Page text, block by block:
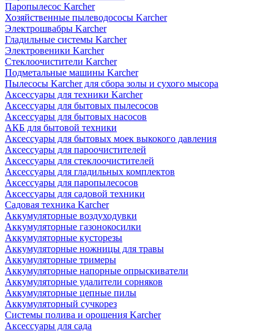
Паропылесос Karcher
Хозяйственные пылеводососы Karcher
Электрошвабры Karcher
Гладильные системы Karcher
Электровеники Karcher
Стеклоочистители Karcher
Подметальные машины Karcher
Пылесосы Karcher для сбора золы и сухого мысора
Аксессуары для техники Karcher
Аксессуары для бытовых пылесосов
Аксессуары для бытовых насосов
АКБ для бытовой техники
Аксессуары для бытовых моек выкокого давления
Аксессуары для пароочистителей
Аксессуары для стеклоочистителей
Аксессуары для гладильных комплектов
Аксессуары для паропылесосов
Аксессуары для садовой техники
Садовая техника Karcher
Аккумуляторные воздуходувки
Аккумуляторные газонокосилки
Аккумуляторные кусторезы
Аккумуляторные ножницы для травы
Аккумуляторные тримеры
Аккумуляторные напорные опрыскиватели
Аккумуляторные удалители сорняков
Аккумуляторные цепные пилы
Аккумуляторный сучкорез
Системы полива и орошения Karcher
Аксессуары для сада